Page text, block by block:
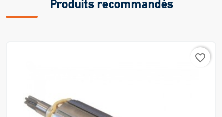
Produits recommandés
favorite_border